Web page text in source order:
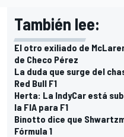
También lee:
El otro exiliado de
de Checo Pérez
La duda que surge del
Red Bull F1
Herta: La IndyCar está
la FIA para F1
Binotto dice que
Fórmula 1